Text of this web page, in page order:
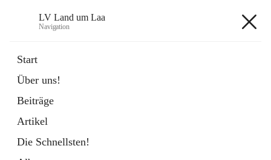
LV Land um Laa
Navigation
Start
Über uns!
Beiträge
Artikel
Die Schnellsten!
Externe Webseite
in
Tab